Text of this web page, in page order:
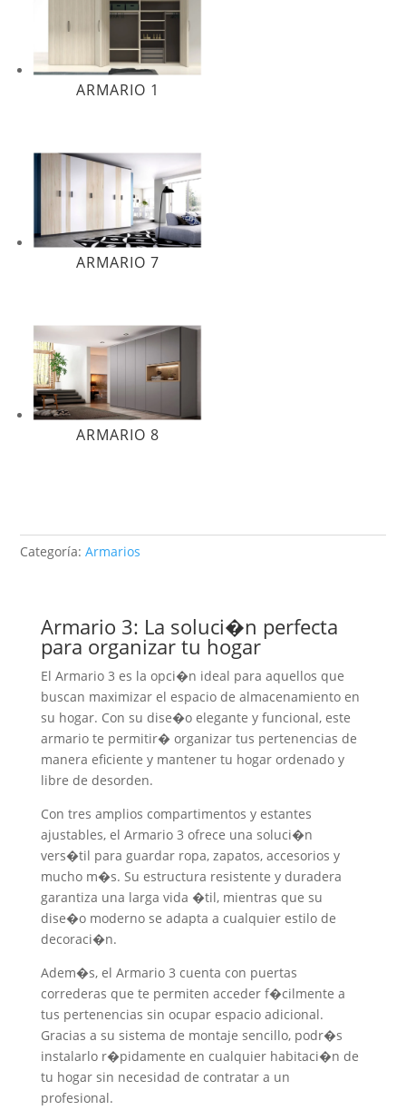
ARMARIO 1
ARMARIO 7
ARMARIO 8
Categoría:Armarios
Armario 3: La soluci�n perfecta
para organizar tu hogar
El Armario 3 es la opci�n ideal para aquellos que
buscan maximizar el espacio de almacenamiento en
su hogar. Con su dise�o elegante y funcional, este
armario te permitir� organizar tus pertenencias de
manera eficiente y mantener tu hogar ordenado y
libre de desorden.
Con tres amplios compartimentos y estantes
ajustables, el Armario 3 ofrece una soluci�n
vers�til para guardar ropa, zapatos, accesorios y
mucho m�s. Su estructura resistente y duradera
garantiza una larga vida �til, mientras que su
dise�o moderno se adapta a cualquier estilo de
decoraci�n.
Adem�s, el Armario 3 cuenta con puertas
correderas que te permiten acceder f�cilmente a
tus pertenencias sin ocupar espacio adicional.
Gracias a su sistema de montaje sencillo, podr�s
instalarlo r�pidamente en cualquier habitaci�n de
tu hogar sin necesidad de contratar a un
profesional.